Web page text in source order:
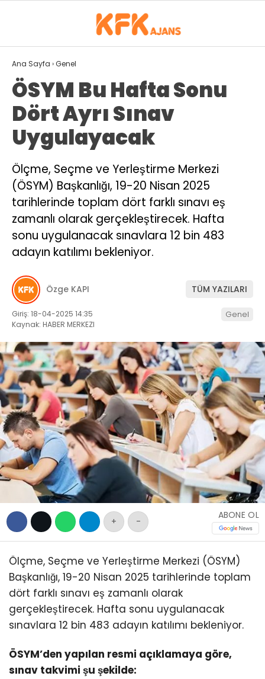
WhatsApp İhbar
Facebook
Instagram
Youtube
26.1
GALERİ VİDEO YAZARLAR
GÜNDEM
SPOR
EKONOMI
SIYASET
MAGAZIN
DÜNYA
SAĞLIK
GENEL
KÜNYE
İLETIŞIM
Ana Sayfa ›Genel
ÖSYM Bu Hafta Sonu
Dört Ayrı Sınav
Uygulayacak
Ölçme, Seçme ve Yerleştirme Merkezi
(ÖSYM) Başkanlığı, 19-20 Nisan 2025
tarihlerinde toplam dört farklı sınavı eş
zamanlı olarak gerçekleştirecek. Hafta
sonu uygulanacak sınavlara 12 bin 483
adayın katılımı bekleniyor.
Özge KAPI TÜM YAZILARI
Giriş: 18-04-2025 14:35
Kaynak: HABER MERKEZI
Genel
+ -
ABONE OL
Ölçme, Seçme ve Yerleştirme Merkezi (ÖSYM)
Başkanlığı, 19-20 Nisan 2025 tarihlerinde toplam
dört farklı sınavı eş zamanlı olarak
gerçekleştirecek. Hafta sonu uygulanacak
sınavlara 12 bin 483 adayın katılımı bekleniyor.
ÖSYM’den yapılan resmi açıklamaya göre,
sınav takvimi şu şekilde: